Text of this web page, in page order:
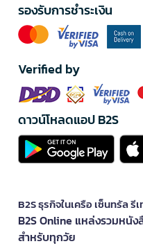
รองรับการชำระเงิน
Verified by
ดาวน์โหลดแอป B2S
B2S ธุรกิจในเครือ เซ็นทรัล
B2S Online แหล่งรวมหนัง
สำหรับทุกวัย